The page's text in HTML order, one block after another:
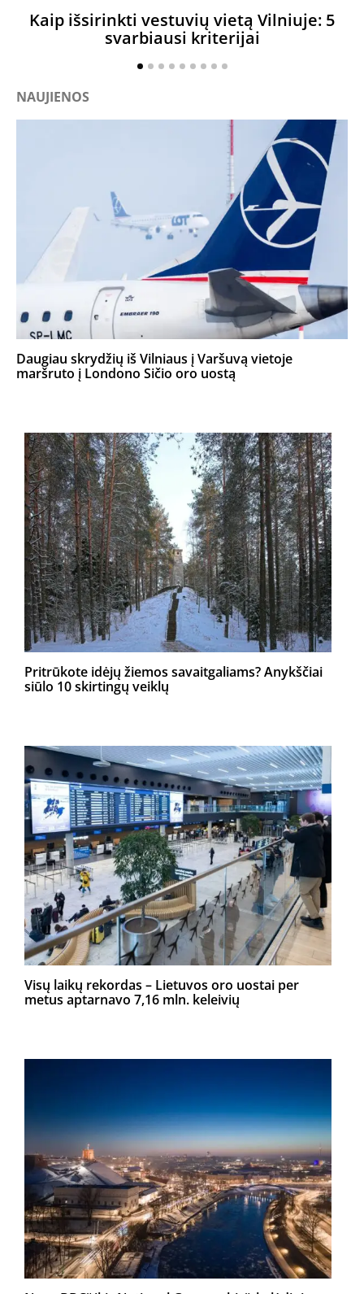
Kaip išsirinkti vestuvių vietą Vilniuje: 5
svarbiausi kriterijai
NAUJIENOS
Daugiau skrydžių iš Vilniaus į Varšuvą vietoje
maršruto į Londono Sičio oro uostą
Pritrūkote idėjų žiemos savaitgaliams? Anykščiai
siūlo 10 skirtingų veiklų
Visų laikų rekordas – Lietuvos oro uostai per
metus aptarnavo 7,16 mln. keleivių